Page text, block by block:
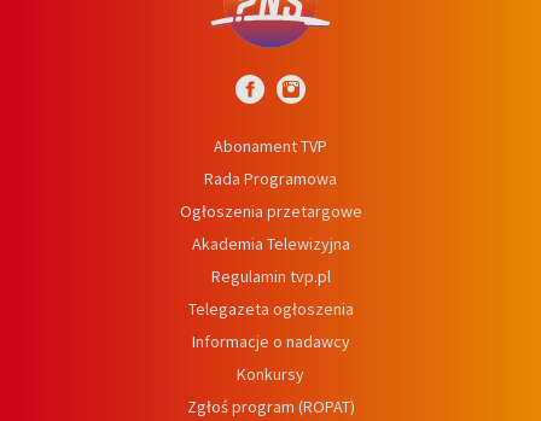
Abonament TVP
Rada Programowa
Ogłoszenia przetargowe
Akademia Telewizyjna
Regulamin tvp.pl
Telegazeta ogłoszenia
Informacje o nadawcy
Konkursy
Zgłoś program (ROPAT)